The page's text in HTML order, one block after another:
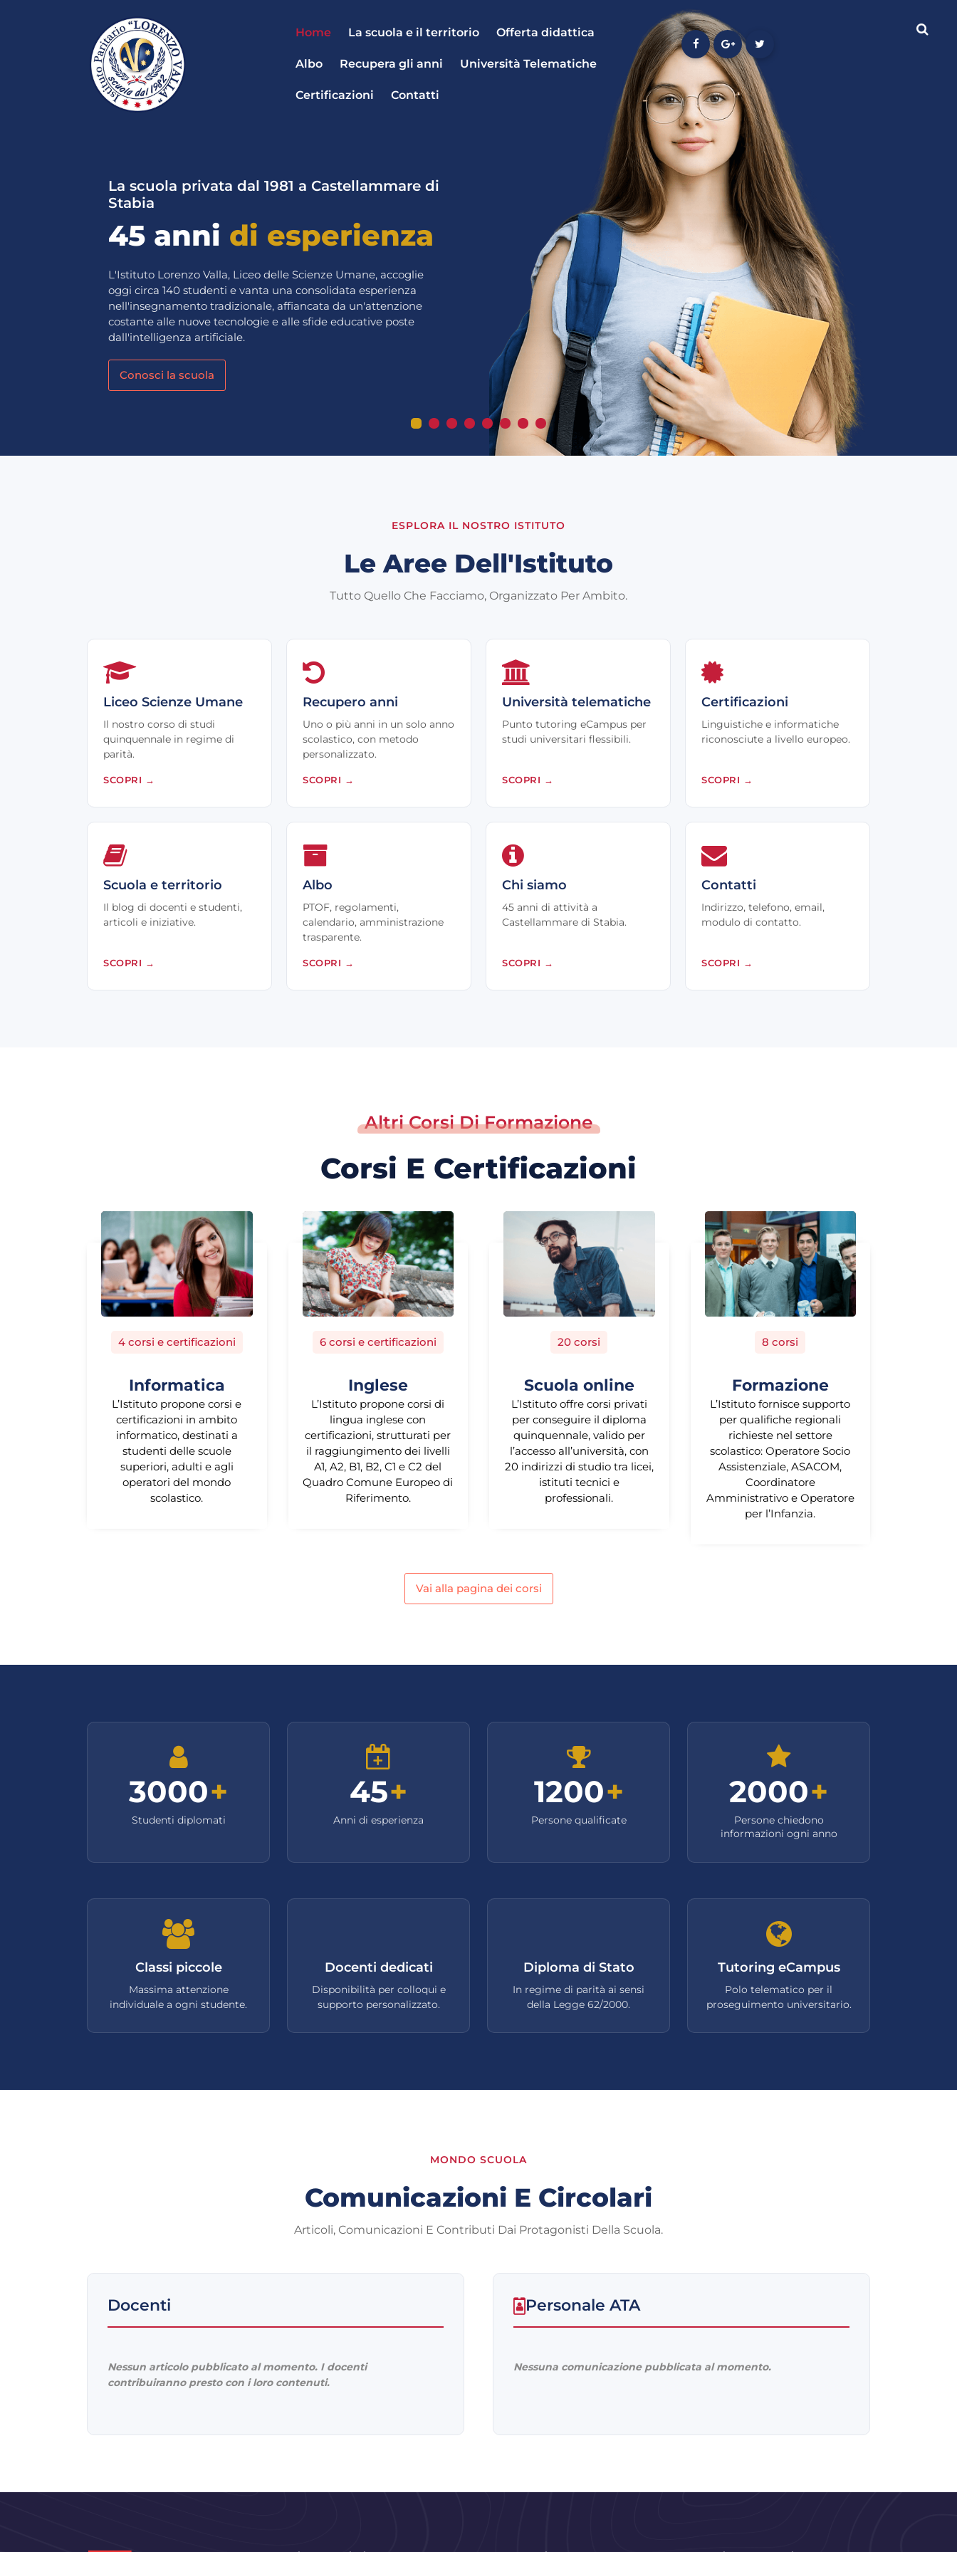
Home La scuola e il territorio Offerta didattica
Albo Recupera gli anni Università Telematiche
Certificazioni Contatti
La scuola privata dal 1981 a Castellammare di
Stabia
45 anni di esperienza
L'Istituto Lorenzo Valla, Liceo delle Scienze Umane, accoglie
oggi circa 140 studenti e vanta una consolidata esperienza
nell'insegnamento tradizionale, affiancata da un'attenzione
costante alle nuove tecnologie e alle sfide educative poste
dall'intelligenza artificiale.
Conosci la scuola
ESPLORA IL NOSTRO ISTITUTO
Le Aree Dell'Istituto
Tutto Quello Che Facciamo, Organizzato Per Ambito.
Liceo Scienze Umane
Il nostro corso di studi
quinquennale in regime di
parità.
SCOPRI →
Recupero anni
Uno o più anni in un solo anno
scolastico, con metodo
personalizzato.
SCOPRI →
Università telematiche
Punto tutoring eCampus per
studi universitari flessibili.
SCOPRI →
Certificazioni
Linguistiche e informatiche
riconosciute a livello europeo.
SCOPRI →
Scuola e territorio
Il blog di docenti e studenti,
articoli e iniziative.
SCOPRI →
Albo
PTOF, regolamenti,
calendario, amministrazione
trasparente.
SCOPRI →
Chi siamo
45 anni di attività a
Castellammare di Stabia.
SCOPRI →
Contatti
Indirizzo, telefono, email,
modulo di contatto.
SCOPRI →
Altri Corsi Di Formazione
Corsi E Certificazioni
4 corsi e certificazioni
Informatica
L’Istituto propone corsi e
certificazioni in ambito
informatico, destinati a
studenti delle scuole
superiori, adulti e agli
operatori del mondo
scolastico.
6 corsi e certificazioni
Inglese
L’Istituto propone corsi di
lingua inglese con
certificazioni, strutturati per
il raggiungimento dei livelli
A1, A2, B1, B2, C1 e C2 del
Quadro Comune Europeo di
Riferimento.
20 corsi
Scuola online
L’Istituto offre corsi privati
per conseguire il diploma
quinquennale, valido per
l’accesso all’università, con
20 indirizzi di studio tra licei,
istituti tecnici e
professionali.
8 corsi
Formazione
L’Istituto fornisce supporto
per qualifiche regionali
richieste nel settore
scolastico: Operatore Socio
Assistenziale, ASACOM,
Coordinatore
Amministrativo e Operatore
per l’Infanzia.
Vai alla pagina dei corsi
3000+
Studenti diplomati
45+
Anni di esperienza
1200+
Persone qualificate
2000+
Persone chiedono
informazioni ogni anno
Classi piccole
Massima attenzione
individuale a ogni studente.
Docenti dedicati
Disponibilità per colloqui e
supporto personalizzato.
Diploma di Stato
In regime di parità ai sensi
della Legge 62/2000.
Tutoring eCampus
Polo telematico per il
proseguimento universitario.
MONDO SCUOLA
Comunicazioni E Circolari
Articoli, Comunicazioni E Contributi Dai Protagonisti Della Scuola.
Docenti
Nessun articolo pubblicato al momento. I docenti
contribuiranno presto con i loro contenuti.
Personale ATA
Nessuna comunicazione pubblicata al momento.